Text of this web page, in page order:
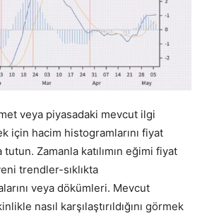
veya piyasadaki mevcut ilgi
için hacim histogramlarını fiyat
tutun. Zamanla katılımın eğimi fiyat
trendler-sıklıkta
veya dökümleri. Mevcut
nasıl karşılaştırıldığını görmek